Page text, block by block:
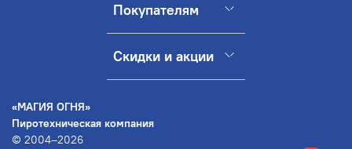
Покупателям
Скидки и акции
«МАГИЯ ОГНЯ»
Пиротехническая компания
© 2004–2026